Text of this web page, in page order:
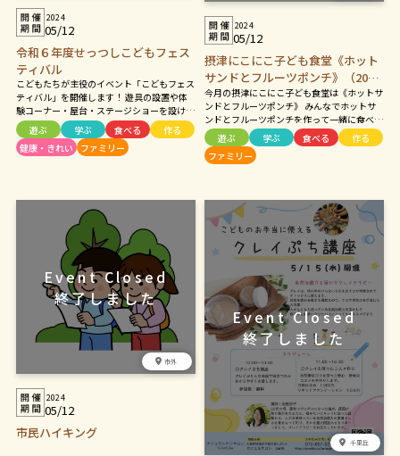
2024
05/12
令和６年度せっつしこどもフェス
ティバル
こどもたちが主役のイベント「こどもフェス
ティバル」を開催します！ 遊具の設置や体
験コーナー・屋台・ステージショーを設け、
こどもたちに楽しんでいただけるイベントを
企画しています。 今年は、会場を広げ、市民
文化ホールでプロによるステージショーも行
遊ぶ 学ぶ 食べる
作る
健康・きれい
ファミリー
2024
05/12
摂津にこにこ子ども食堂《ホット
サンドとフルーツポンチ》（2024
年5月12日）
今月の摂津にこにこ子ども食堂は《ホットサ
ンドとフルーツポンチ》 みんなでホットサ
ンドとフルーツポンチを作って一緒に食べま
しょう♪ もちろん食べるだけでも大歓迎 遊
び道具もたくさん用意して待ってます 参加
費は大人も子どもも無料！ 子どもだけでの
遊ぶ 学ぶ 食べる
作る
ファミリー
市外
2024
05/12
市民ハイキング
千里丘